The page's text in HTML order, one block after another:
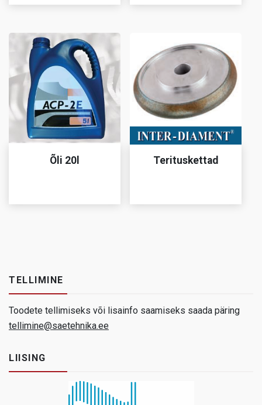
Õli 20l Terituskettad
TELLIMINE
Toodete tellimiseks või lisainfo saamiseks saada päring
tellimine@saetehnika.ee
LIISING